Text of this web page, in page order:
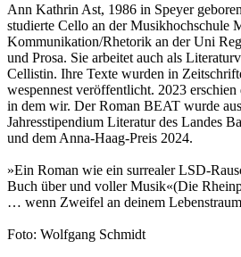
Ann Kathrin Ast, 1986 in Speyer
studierte Cello an der Musikhochschule
Kommunikation/Rhetorik an der Uni
und Prosa. Sie arbeitet auch als
Cellistin. Ihre Texte wurden in
wespennest veröffentlicht. 2023
in dem wir. Der Roman BEAT wurde
Jahresstipendium Literatur des Landes
und dem Anna-Haag-Preis 2024.
»Ein Roman wie ein surrealer LSD-
Buch über und voller Musik«(Die
… wenn Zweifel an deinem
Foto: Wolfgang Schmidt